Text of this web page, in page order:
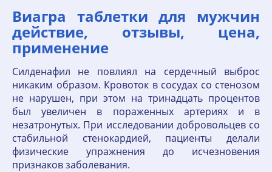
Виагра таблетки для мужчин
действие, отзывы, цена,
применение
Силденафил не повлиял на сердечный выброс
никаким образом. Кровоток в сосудах со стенозом
не нарушен, при этом на тринадцать процентов
был увеличен в пораженных артериях и в
незатронутых. При исследовании добровольцев со
стабильной стенокардией, пациенты делали
физические упражнения до исчезновения
признаков заболевания.